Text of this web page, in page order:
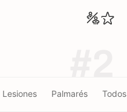
Lesiones Palmarés